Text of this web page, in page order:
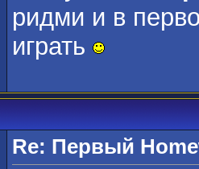
ридми и в
играть
Re: Первый